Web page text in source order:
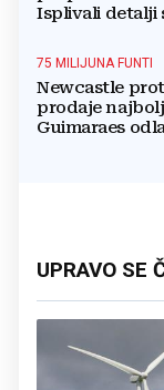
Isplivali detalji
75 MILIJUNA FUNTI
Newcastle
prodaje
Guimaraes
UPRAVO SE